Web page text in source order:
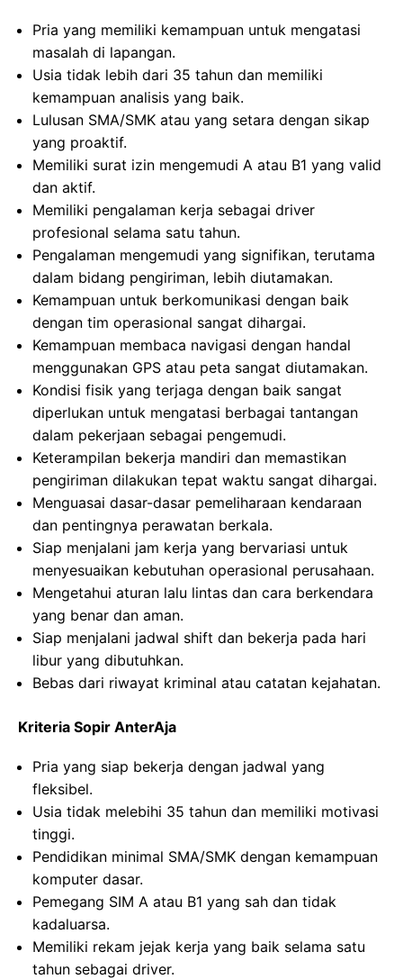
Pria yang memiliki kemampuan untuk mengatasi
masalah di lapangan.
Usia tidak lebih dari 35 tahun dan memiliki
kemampuan analisis yang baik.
Lulusan SMA/SMK atau yang setara dengan sikap
yang proaktif.
Memiliki surat izin mengemudi A atau B1 yang valid
dan aktif.
Memiliki pengalaman kerja sebagai driver
profesional selama satu tahun.
Pengalaman mengemudi yang signifikan, terutama
dalam bidang pengiriman, lebih diutamakan.
Kemampuan untuk berkomunikasi dengan baik
dengan tim operasional sangat dihargai.
Kemampuan membaca navigasi dengan handal
menggunakan GPS atau peta sangat diutamakan.
Kondisi fisik yang terjaga dengan baik sangat
diperlukan untuk mengatasi berbagai tantangan
dalam pekerjaan sebagai pengemudi.
Keterampilan bekerja mandiri dan memastikan
pengiriman dilakukan tepat waktu sangat dihargai.
Menguasai dasar-dasar pemeliharaan kendaraan
dan pentingnya perawatan berkala.
Siap menjalani jam kerja yang bervariasi untuk
menyesuaikan kebutuhan operasional perusahaan.
Mengetahui aturan lalu lintas dan cara berkendara
yang benar dan aman.
Siap menjalani jadwal shift dan bekerja pada hari
libur yang dibutuhkan.
Bebas dari riwayat kriminal atau catatan kejahatan.
Kriteria Sopir AnterAja
Pria yang siap bekerja dengan jadwal yang
fleksibel.
Usia tidak melebihi 35 tahun dan memiliki motivasi
tinggi.
Pendidikan minimal SMA/SMK dengan kemampuan
komputer dasar.
Pemegang SIM A atau B1 yang sah dan tidak
kadaluarsa.
Memiliki rekam jejak kerja yang baik selama satu
tahun sebagai driver.